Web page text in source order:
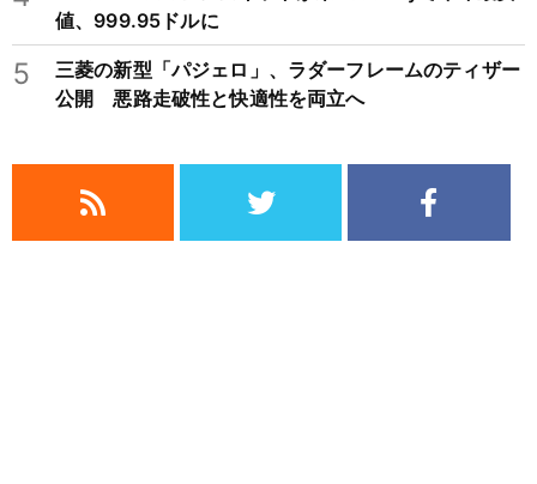
値、999.95ドルに
5
三菱の新型「パジェロ」、ラダーフレームのティザー
公開 悪路走破性と快適性を両立へ